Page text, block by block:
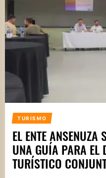
TURISMO
EL ENTE ANSENUZA
UNA GUÍA PARA EL
TURÍSTICO